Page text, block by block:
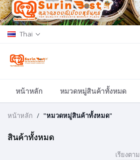
Thai
หน้าหลัก หมวดหมู่สินค้าทั้งหมด
หน้าหลัก "หมวดหมู่สินค้าทั้งหมด"
สินค้าทั้งหมด
เรียงตาม